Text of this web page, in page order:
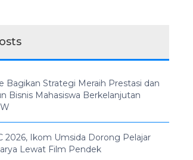
Bagikan Strategi Meraih Prestasi dan
Bisnis Mahasiswa Berkelanjutan
2026, Ikom Umsida Dorong Pelajar
Lewat Film Pendek